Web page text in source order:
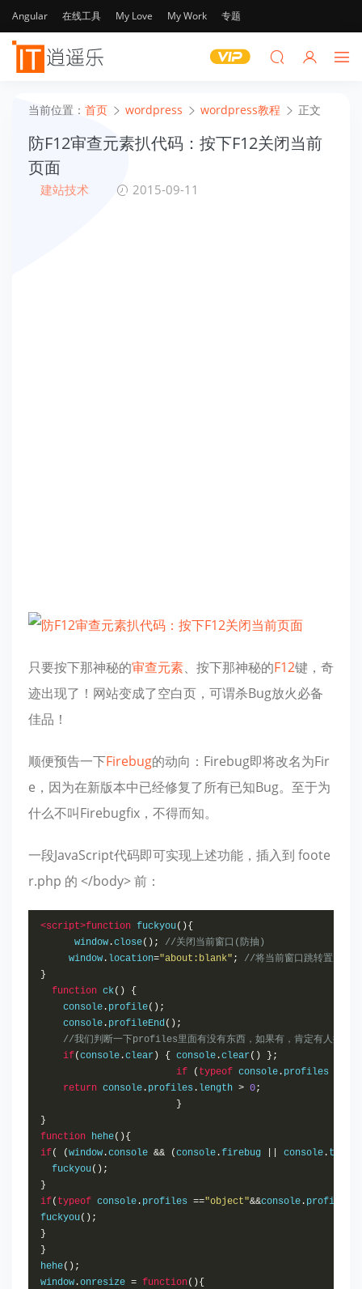
Angular 在线工具 My Love My Work 专题
当前位置： 首页 wordpress wordpress教程 正文
防F12审查元素扒代码：按下F12关闭当前
页面
建站技术 2015-09-11
只要按下那神秘的审查元素、按下那神秘的F12键，奇
迹出现了！网站变成了空白页，可谓杀Bug放火必备
佳品！
顺便预告一下Firebug的动向：Firebug即将改名为Fir
e，因为在新版本中已经修复了所有已知Bug。至于为
什么不叫Firebugfix，不得而知。
一段JavaScript代码即可实现上述功能，插入到 foote
r.php 的 </body>前：
<script>function fuckyou(){
      window
.close();
//关闭当前窗口(防抽)
     window
. location="about:blank" ;
//将当前窗口跳转置空白页
}
function ck()
{
    console
. profile();
    console
. profileEnd ();
//我们判断一下profiles里面有没有东西，如果有，肯定有人按F12
if(console .clear) { console .clear()
};
if
( typeof console . profiles
return console . profiles . length > 0;
}
}
function hehe(){
if( (window .console && (console .firebug console . table
  fuckyou
();
}
if( typeof console . profiles =="object"&&console . profiles
fuckyou();
}
}
hehe();
window .onresize = function(){